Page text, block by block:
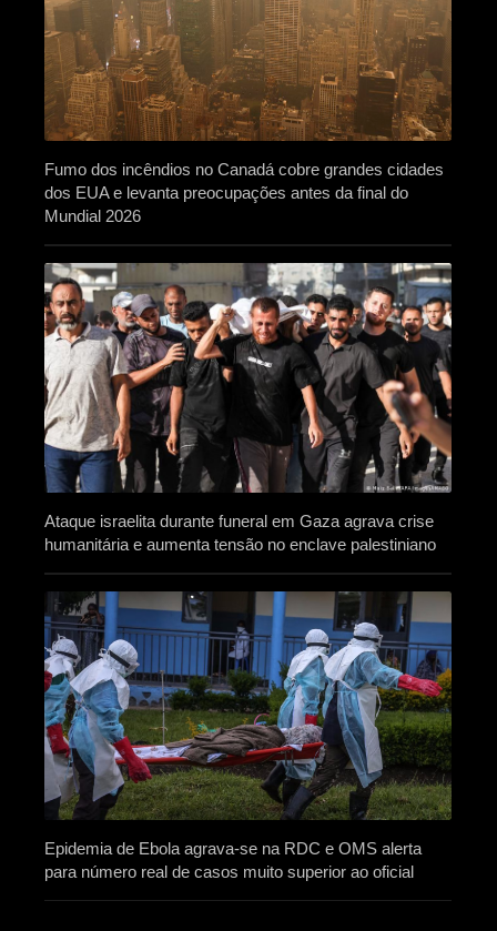
Fumo dos incêndios no Canadá cobre grandes cidades
dos EUA e levanta preocupações antes da final do
Mundial 2026
Ataque israelita durante funeral em Gaza agrava crise
humanitária e aumenta tensão no enclave palestiniano
Epidemia de Ebola agrava-se na RDC e OMS alerta
para número real de casos muito superior ao oficial